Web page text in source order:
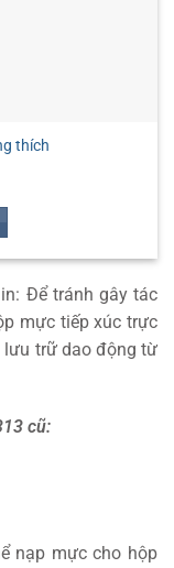
thích
Để tránh gây tác
mực tiếp xúc trực
lưu trữ dao động từ
cũ:
nạp mực cho hộp